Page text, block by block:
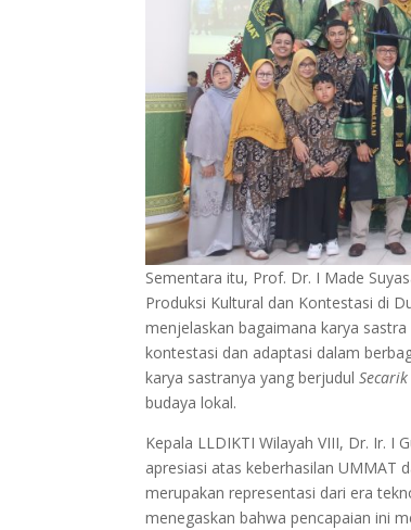
Sementara itu, Prof. Dr. I Made
Produksi Kultural dan Kontestasi di
menjelaskan bagaimana karya
kontestasi dan adaptasi dalam
karya sastranya yang berjudul
budaya lokal.
Kepala LLDIKTI Wilayah VIII, Dr. Ir. I
apresiasi atas keberhasilan UMMAT
merupakan representasi dari era
menegaskan bahwa pencapaian ini